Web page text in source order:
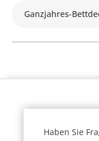
Ganzjahres-
Haben Sie